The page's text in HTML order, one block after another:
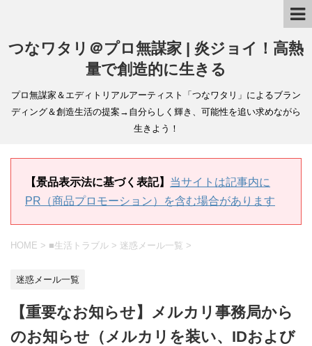
つなワタリ＠プロ無謀家 | 炎ジョイ！高熱
量で創造的に生きる
プロ無謀家＆エディトリアルアーティスト「つなワタリ」によるブラン
ディング＆創造生活の提案→自分らしく輝き、可能性を追い求めながら
生きよう！
【景品表示法に基づく表記】 当サイトは記事内に
PR（商品プロモーション）を含む場合があります
HOME > ■生活トラブル > 迷惑メール一覧 >
迷惑メール一覧
【重要なお知らせ】メルカリ事務局から
のお知らせ（メルカリを装い、IDおよび